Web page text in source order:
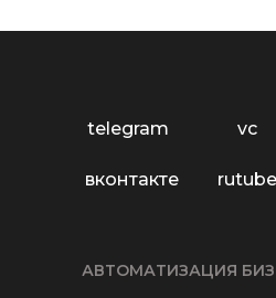
vc
вконтакте rutube
АВТОМАТИЗАЦИЯ
telegram